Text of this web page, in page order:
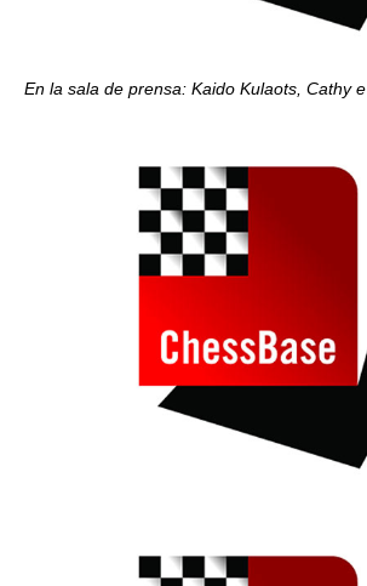
En la sala de prensa: Kaido Kulaots, Cathy